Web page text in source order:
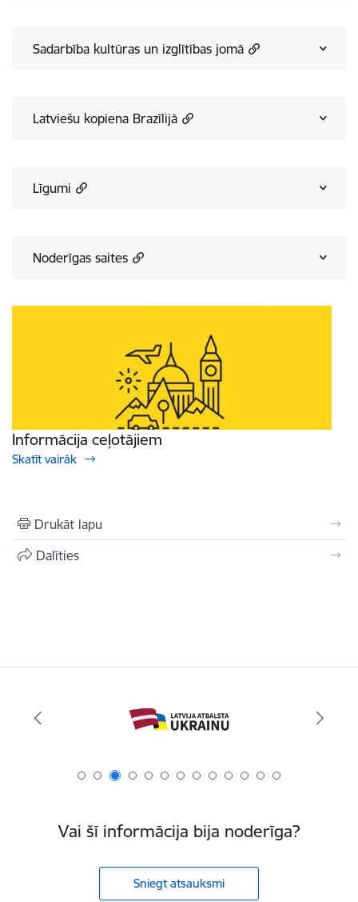
Sadarbība kultūras un izglītības jomā
Latviešu kopiena Brazīlijā
Līgumi
Noderīgas saites
Informācija ceļotājiem
Skatīt vairāk
Drukāt lapu
Dalīties
Vai šī informācija bija noderīga?
Sniegt atsauksmi